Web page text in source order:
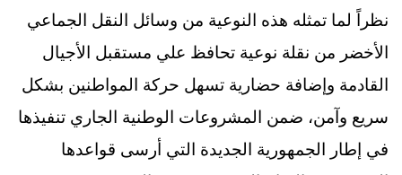
نظراً لما تمثله هذه النوعية من وسائل النقل الجماعي
الأخضر من نقلة نوعية تحافظ علي مستقبل الأجيال
القادمة وإضافة حضارية تسهل حركة المواطنين بشكل
سريع وآمن، ضمن المشروعات الوطنية الجاري تنفيذها
في إطار الجمهورية الجديدة التي أرسى قواعدها